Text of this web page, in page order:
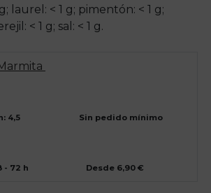
laurel: < 1 g; pimentón: < 1 g;
< 1 g; sal: < 1 g.
4,5 Sin pedido mínimo
- 72 h Desde 6,90 €